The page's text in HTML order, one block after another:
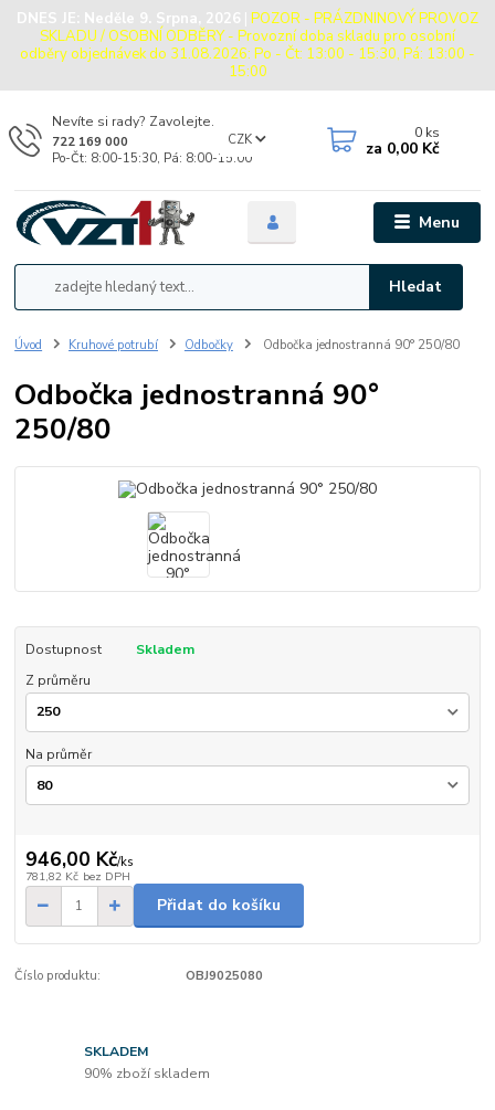
DNES JE: Neděle 9. Srpna, 2026 | POZOR - PRÁZDNINOVÝ PROVOZ
SKLADU / OSOBNÍ ODBĚRY - Provozní doba skladu pro osobní
odběry objednávek do 31.08.2026: Po - Čt: 13:00 - 15:30, Pá: 13:00 -
15:00
Menu
CZK
Hledat
Nevíte si rady? Zavolejte.
722 169 000
Po-Čt: 8:00-15:30, Pá: 8:00-15:00
0 ks
za 0,00 Kč
Úvod Kruhové potrubí Odbočky Odbočka jednostranná 90° 250/80
Odbočka jednostranná 90°
250/80
Dostupnost
Skladem
Z průměru
Na průměr
946,00 Kč/ks
781,82 Kč bez DPH
Přidat do košíku
Číslo produktu: OBJ9025080
SKLADEM
90% zboží skladem